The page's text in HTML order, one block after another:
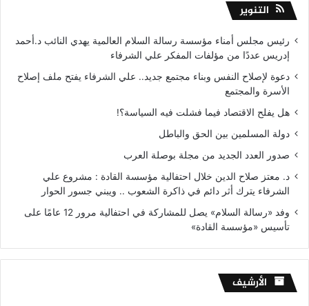
التنوير
رئيس مجلس أمناء مؤسسة رسالة السلام العالمية يهدي النائب د.أحمد
إدريس عددًا من مؤلفات المفكر علي الشرفاء
دعوة لإصلاح النفس وبناء مجتمع جديد.. علي الشرفاء يفتح ملف إصلاح
الأسرة والمجتمع
هل يفلح الاقتصاد فيما فشلت فيه السياسة؟!
دولة المسلمين بين الحق والباطل
صدور العدد الجديد من مجلة بوصلة العرب
د. معتز صلاح الدين خلال احتفالية مؤسسة القادة : مشروع علي
الشرفاء يترك أثر دائم في ذاكرة الشعوب .. ويبني جسور الحوار
وفد «رسالة السلام» يصل للمشاركة في احتفالية مرور 12 عامًا على
تأسيس «مؤسسة القادة»
الأرشيف الأرشيف